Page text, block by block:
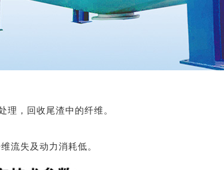
理，回收尾渣中的纤维。
流失及动力消耗低。